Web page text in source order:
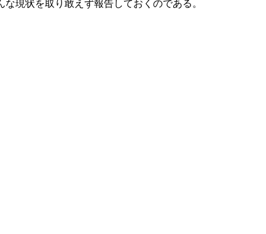
現状を取り敢えず報告しておくのである。